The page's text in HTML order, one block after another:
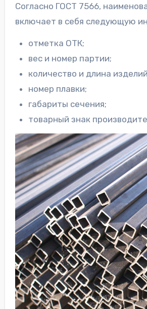
Согласно ГОСТ 7566,
включает в себя следующую
отметка ОТК;
вес и номер партии;
количество и длина
номер плавки;
габариты сечения;
товарный знак